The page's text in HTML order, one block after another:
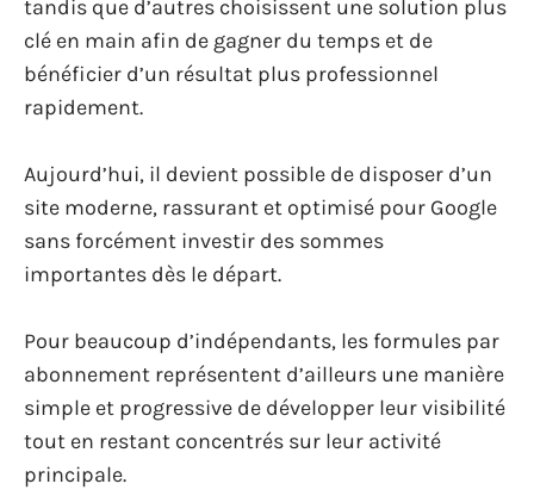
tandis que d’autres choisissent une solution plus
clé en main afin de gagner du temps et de
bénéficier d’un résultat plus professionnel
rapidement.
Aujourd’hui, il devient possible de disposer d’un
site moderne, rassurant et optimisé pour Google
sans forcément investir des sommes
importantes dès le départ.
Pour beaucoup d’indépendants, les formules par
abonnement représentent d’ailleurs une manière
simple et progressive de développer leur visibilité
tout en restant concentrés sur leur activité
principale.